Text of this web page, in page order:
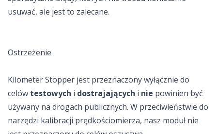
usuwać, ale jest to zalecane.
Ostrzeżenie
Kilometer Stopper jest przeznaczony wyłącznie do
celów testowych i dostrajających i nie powinien być
używany na drogach publicznych. W przeciwieństwie do
narzędzi kalibracji prędkościomierza, nasz moduł nie